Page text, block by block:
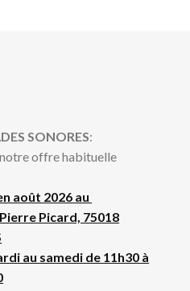
SONORES:
offre habituelle
août 2026 au
Picard, 75018
au samedi de 11h30 à